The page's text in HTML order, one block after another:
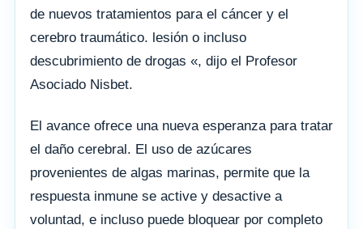
de nuevos tratamientos para el cáncer y el
cerebro traumático. lesión o incluso
descubrimiento de drogas «, dijo el Profesor
Asociado Nisbet.
El avance ofrece una nueva esperanza para tratar
el daño cerebral. El uso de azúcares
provenientes de algas marinas, permite que la
respuesta inmune se active y desactive a
voluntad, e incluso puede bloquear por completo